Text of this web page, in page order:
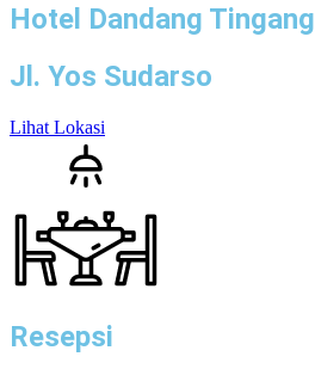
Hotel Dandang Tingang
Jl. Yos Sudarso
Lihat Lokasi
Resepsi